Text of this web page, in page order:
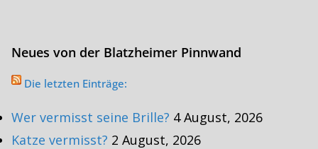
Neues von der Blatzheimer Pinnwand
Die letzten Einträge:
Wer vermisst seine Brille? 4 August, 2026
Katze vermisst? 2 August, 2026